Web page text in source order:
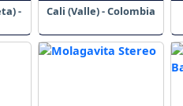
-
Cali (Valle) - Colombia